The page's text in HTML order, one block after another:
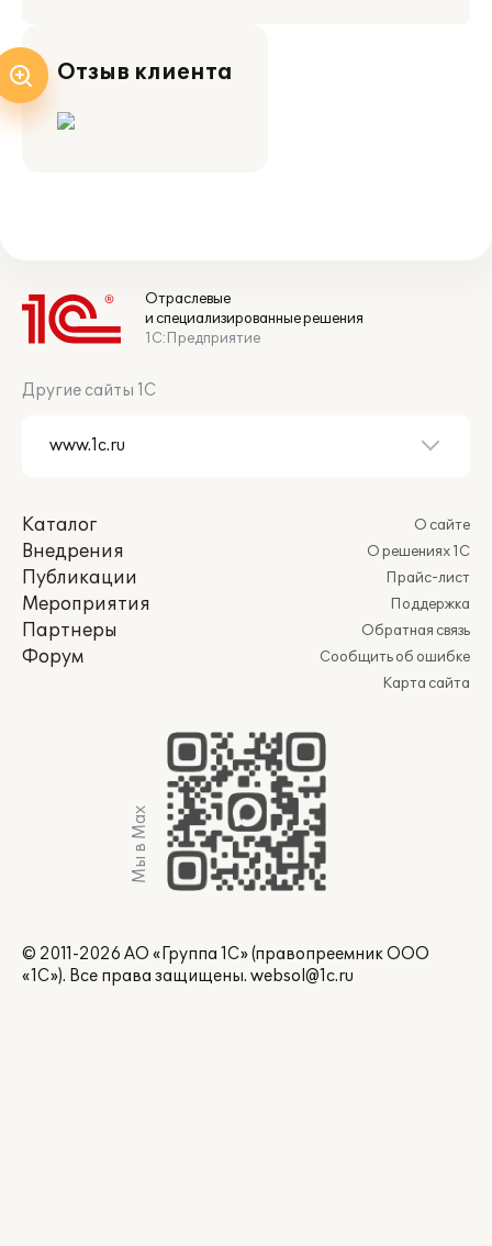
Отзыв клиента
Отраслевые
и специализированные решения
1С:Предприятие
Другие сайты 1С
Каталог
Внедрения
Публикации
Мероприятия
Партнеры
Форум
О сайте
О решениях 1С
Прайс-лист
Поддержка
Обратная связь
Сообщить об ошибке
Карта сайта
Мы в Max
© 2011-2026 АО «Группа 1С» (правопреемник ООО
«1С»). Все права защищены. websol@1c.ru